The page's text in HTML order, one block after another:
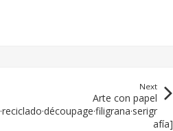
Next
Arte con papel
afía]